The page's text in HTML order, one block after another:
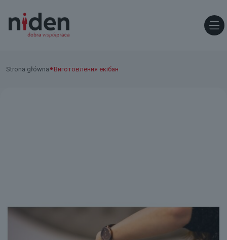
Strona główna • Виготовлення екібан